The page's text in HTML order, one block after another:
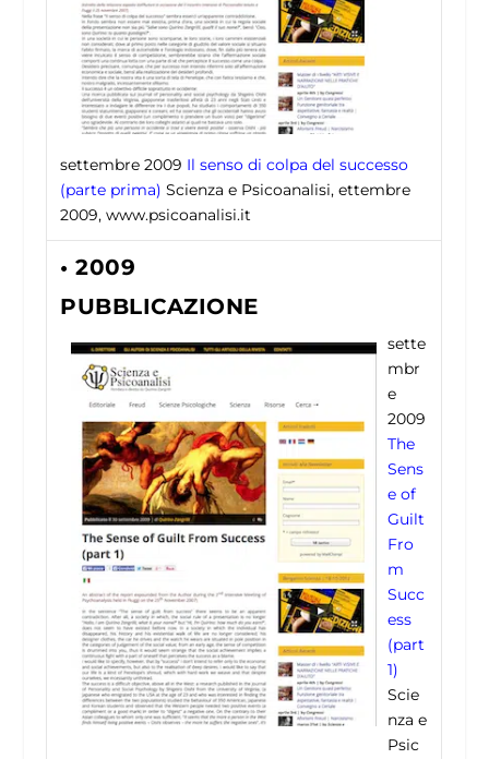
settembre 2009 Il senso di colpa del successo
(parte prima)Scienza e Psicoanalisi, ettembre
2009, www.psicoanalisi.it
• 2009
PUBBLICAZIONE
sette
mbr
e
2009
The
Sens
e of
Guilt
Fro
m
Succ
ess
(part
1)
Scie
nza e
Psic